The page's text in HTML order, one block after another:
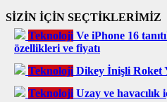
SİZİN İÇİN SEÇTİKLERİMİZ
Teknoloji Ve iPhone 16
özellikleri ve fiyatı
Teknoloji Dikey İnişli Roket
Teknoloji Uzay ve